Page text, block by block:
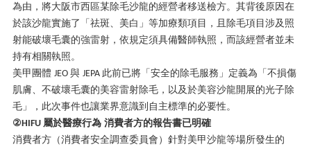
為由，將大阪市西區某除毛沙龍的經營者移送檢方。其背後原因在
於該沙龍實施了「祛斑、美白」等加療類項目，且除毛項目涉及照
射能破壞毛囊的強雷射，依規定須具備醫師執照，而該經營者並未
持有相關執照。
美甲團體 JEO 與 JEPA 此前已將「安全的除毛服務」定義為「不損傷
肌膚、不破壞毛囊的美容雷射除毛，以及於美容沙龍開展的光子除
毛」，此次事件也讓業界意識到自主標準的必要性。
②HIFU 屬於醫療行為 消費者方的報告書已明確
消費者方（消費者安全調查委員會）針對美甲沙龍等場所發生的